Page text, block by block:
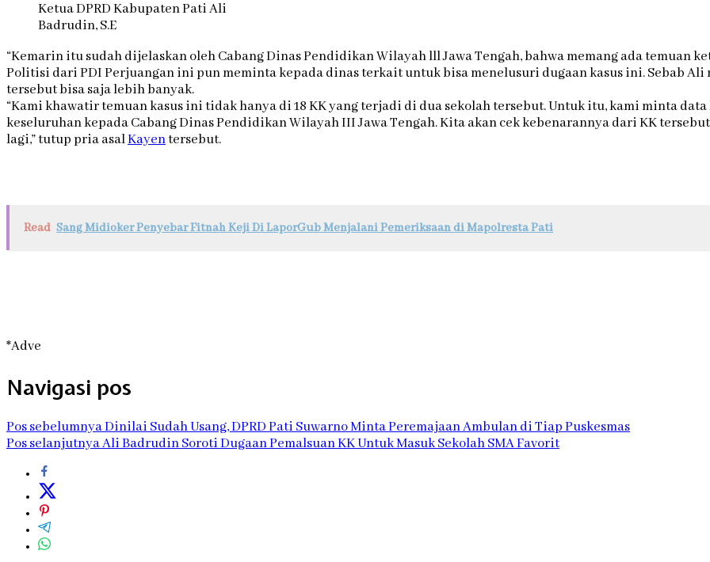
Ketua DPRD Kabupaten Pati Ali
Badrudin, S.E
“Kemarin itu sudah dijelaskan oleh Cabang Dinas Pendidikan Wilayah lll Jawa Tengah, bahwa memang ada temuan
Politisi dari PDI Perjuangan ini pun meminta kepada dinas terkait untuk bisa menelusuri dugaan kasus ini. Sebab Ali
tersebut bisa saja lebih banyak.
“Kami khawatir temuan kasus ini tidak hanya di 18 KK yang terjadi di dua sekolah tersebut. Untuk itu, kami minta
keseluruhan kepada Cabang Dinas Pendidikan Wilayah III Jawa Tengah. Kita akan cek kebenarannya dari KK
lagi,” tutup pria asalKayentersebut.
Read Sang Midioker Penyebar Fitnah Keji Di LaporGub Menjalani Pemeriksaan di Mapolresta Pati
*Adve
Navigasi pos
Pos sebelumnyaDinilai Sudah Usang, DPRD Pati Suwarno Minta Peremajaan Ambulan di Tiap Puskesmas
Pos selanjutnyaAli Badrudin Soroti Dugaan Pemalsuan KK Untuk Masuk Sekolah SMA Favorit